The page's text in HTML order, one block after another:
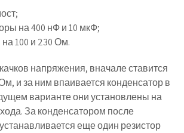
на 400 нФ и 10 мкФ;
100 и 230 Ом.
напряжения, вначале ставится
и за ним впаивается конденсатор в
варианте они установлены на
За конденсатором после
еще один резистор